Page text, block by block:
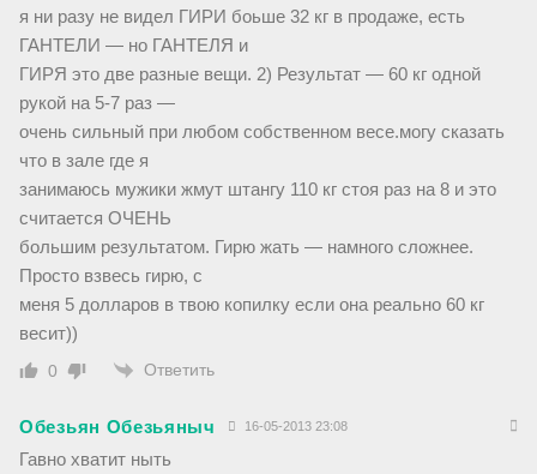
я ни разу не видел ГИРИ боьше 32 кг в продаже, есть
ГАНТЕЛИ — но ГАНТЕЛЯ и
ГИРЯ это две разные вещи. 2) Результат — 60 кг одной
рукой на 5-7 раз —
очень сильный при любом собственном весе.могу сказать
что в зале где я
занимаюсь мужики жмут штангу 110 кг стоя раз на 8 и это
считается ОЧЕНЬ
большим результатом. Гирю жать — намного сложнее.
Просто взвесь гирю, с
меня 5 долларов в твою копилку если она реально 60 кг
весит))
0 Ответить
Обезьян Обезьяныч 16-05-2013 23:08
Гавно хватит ныть